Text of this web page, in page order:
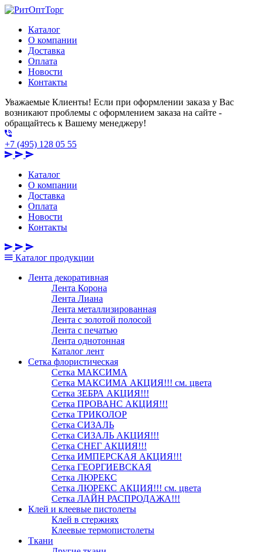
Каталог
О компании
Доставка
Оплата
Новости
Контакты
Уважаемые Клиенты! Если при оформлении заказа у Вас
возникают проблемы с оформлением заказа на сайте -
обращайтесь к Вашему менеджеру!
+7 (495) 128 05 55
Каталог
О компании
Доставка
Оплата
Новости
Контакты
Каталог продукции
Лента декоративная
Лента Корона
Лента Лиана
Лента металлизированная
Лента с золотой полосой
Лента с печатью
Лента однотонная
Каталог лент
Сетка флористическая
Сетка МАКСИМА
Сетка МАКСИМА АКЦИЯ!!! см. цвета
Сетка ЗЕБРА АКЦИЯ!!!
Сетка ПРОВАНС АКЦИЯ!!!
Сетка ТРИКОЛОР
Сетка СИЗАЛЬ
Сетка СИЗАЛЬ АКЦИЯ!!!
Сетка СНЕГ АКЦИЯ!!!
Сетка ИМПЕРСКАЯ АКЦИЯ!!!
Сетка ГЕОРГИЕВСКАЯ
Сетка ЛЮРЕКС
Сетка ЛЮРЕКС АКЦИЯ!!! см. цвета
Сетка ЛАЙН РАСПРОДАЖА!!!
Клей и клеевые пистолеты
Клей в стержнях
Клеевые термопистолеты
Ткани